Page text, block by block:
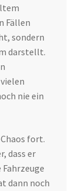
Fällen
sondern
darstellt.
nie ein
fort.
dass er
dann noch